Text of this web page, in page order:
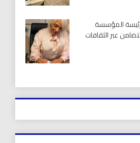
المؤسسة
عبر الثقافات